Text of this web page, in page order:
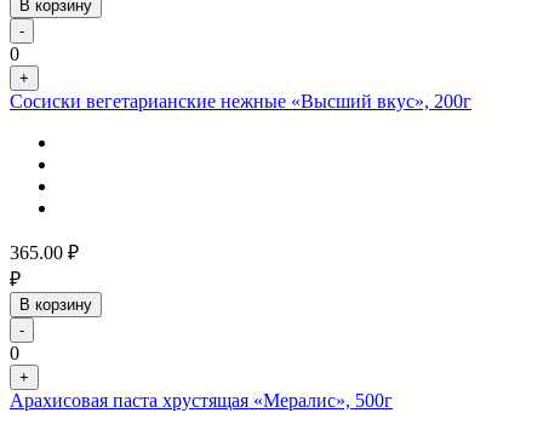
В корзину
-
0
+
Сосиски вегетарианские нежные «Высший вкус», 200г
365.00 ₽
₽
В корзину
-
0
+
Арахисовая паста хрустящая «Мералис», 500г